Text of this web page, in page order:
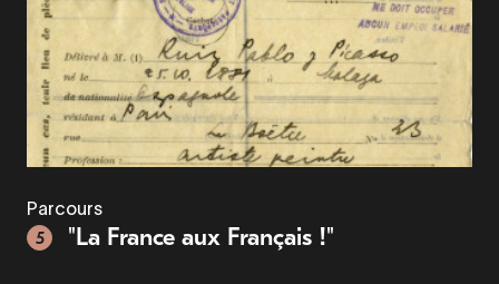
Parcours
5
"La France aux Français !"